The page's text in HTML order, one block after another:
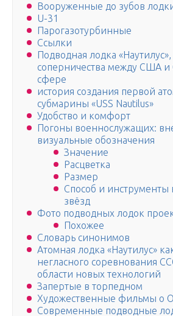
Вооруженные до зубов
U-31
Парогазотурбинные
Ссылки
Подводная лодка «Наутилус»,
соперничества между США
сфере
история создания первой
субмарины «USS Nautilus»
Удобство и комфорт
Погоны военнослужащих:
визуальные обозначения
Значение
Расцветка
Размер
Способ и инструменты
звёзд
Фото подводных лодок
Похожее
Словарь синонимов
Атомная лодка «Наутилус»
негласного соревнования
области новых технологий
Запертые в торпедном
Художественные фильмы о
Современные подводные